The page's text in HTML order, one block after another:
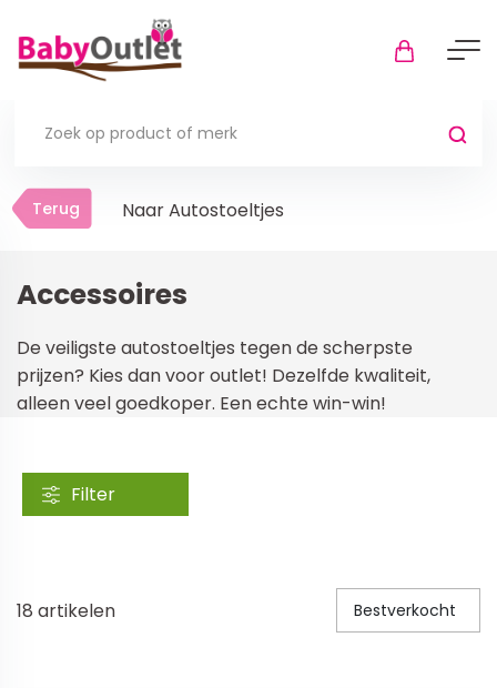
Terug
Boxkleden
Boxmatrassen en hoeslakens
Meer
Veiligheid buiten de deur
Terug Naar Autostoeltjes
Accessoires
De veiligste autostoeltjes tegen de scherpste
prijzen? Kies dan voor outlet! Dezelfde kwaliteit,
alleen veel goedkoper. Een echte win-win!
Filter
18 artikelen Bestverkocht